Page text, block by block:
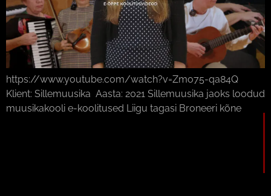
https://www.youtube.com/watch?v=Zmo75-qa84Q
Klient: Sillemuusika Aasta: 2021 Sillemuusika jaoks loodud
muusikakooli e-koolitused Liigu tagasi Broneeri kõne